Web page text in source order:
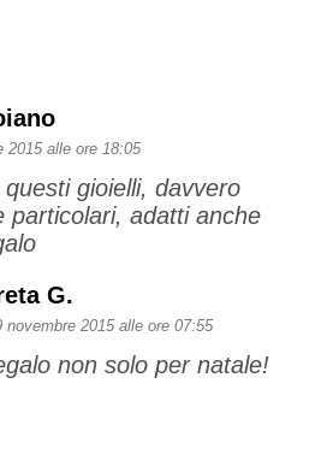
2015 alle ore 18:05
questi gioielli, davvero
particolari, adatti anche
G.
novembre 2015 alle ore 07:55
non solo per natale!